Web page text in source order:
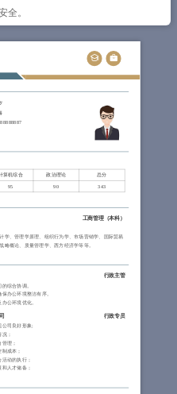
。
算机综合 政治理论
总分
95 90 343
工商管理（本科）
学、管理学原理、组织行为学、市场营销学、国际贸易
略概论、质量管理学、西方经济学等等。
行政主管
综合协调。
办公环境整洁有序。
公环境优化。
行政专员
公司良好形象;
；
理；
成本；
动的执行；
人才储备；